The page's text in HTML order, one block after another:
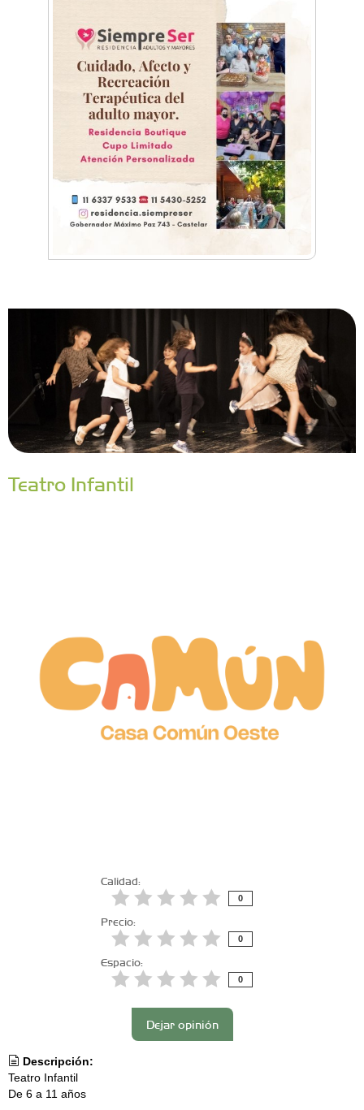
Teatro Infantil
Calidad:
0
Precio:
0
Espacio:
0
Dejar opinión
Descripción:
Teatro Infantil
De 6 a 11 años